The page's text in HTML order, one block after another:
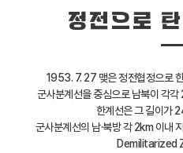
정전으로
1953. 7. 27 맺은 정전협정으로
군사분계선을 중심으로 남북이 각
한계선은 그 길이가
군사분계선의 남·북방 각 2km 이내
Demilitarized